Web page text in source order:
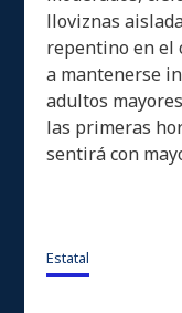
lloviznas
repentino en el
a mantenerse
adultos
las primeras
sentirá con
Estatal